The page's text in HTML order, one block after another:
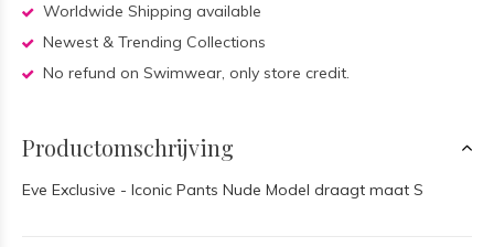
Worldwide Shipping available
Newest & Trending Collections
No refund on Swimwear, only store credit.
Productomschrijving
Eve Exclusive - Iconic Pants Nude Model draagt maat S